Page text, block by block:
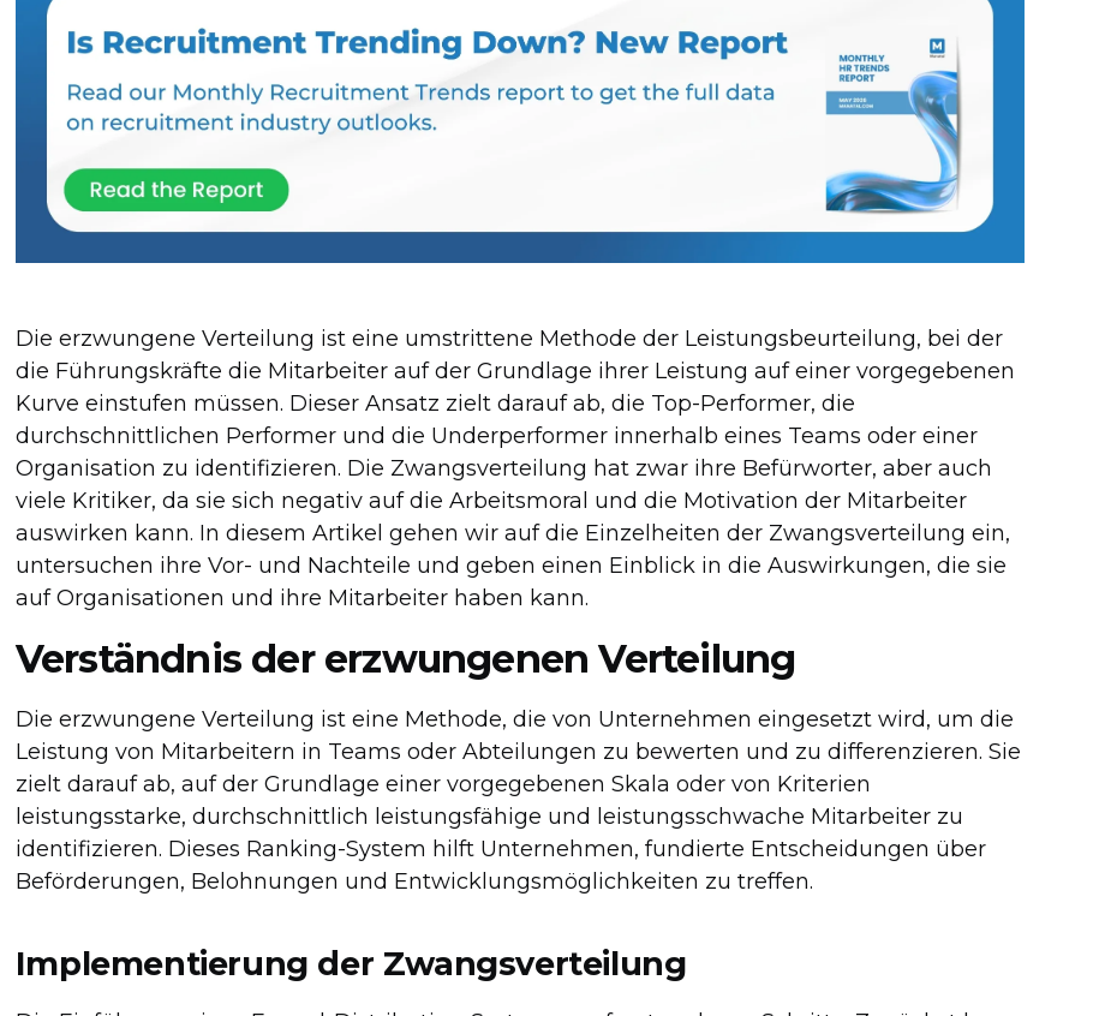
Die erzwungene Verteilung ist eine umstrittene Methode der Leistungsbeurteilung, bei der
die Führungskräfte die Mitarbeiter auf der Grundlage ihrer Leistung auf einer vorgegebenen
Kurve einstufen müssen. Dieser Ansatz zielt darauf ab, die Top-Performer, die
durchschnittlichen Performer und die Underperformer innerhalb eines Teams oder einer
Organisation zu identifizieren. Die Zwangsverteilung hat zwar ihre Befürworter, aber auch
viele Kritiker, da sie sich negativ auf die Arbeitsmoral und die Motivation der Mitarbeiter
auswirken kann. In diesem Artikel gehen wir auf die Einzelheiten der Zwangsverteilung ein,
untersuchen ihre Vor- und Nachteile und geben einen Einblick in die Auswirkungen, die sie
auf Organisationen und ihre Mitarbeiter haben kann.
Verständnis der erzwungenen Verteilung
Die erzwungene Verteilung ist eine Methode, die von Unternehmen eingesetzt wird, um die
Leistung von Mitarbeitern in Teams oder Abteilungen zu bewerten und zu differenzieren. Sie
zielt darauf ab, auf der Grundlage einer vorgegebenen Skala oder von Kriterien
leistungsstarke, durchschnittlich leistungsfähige und leistungsschwache Mitarbeiter zu
identifizieren. Dieses Ranking-System hilft Unternehmen, fundierte Entscheidungen über
Beförderungen, Belohnungen und Entwicklungsmöglichkeiten zu treffen.
Implementierung der Zwangsverteilung